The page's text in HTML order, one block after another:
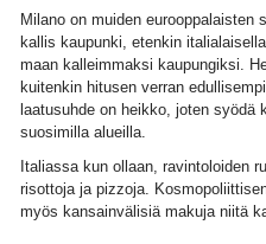
Milano on muiden eurooppalaisten
kallis kaupunki, etenkin
maan kalleimmaksi kaupungiksi.
kuitenkin hitusen verran
laatusuhde on heikko, joten syödä
suosimilla alueilla.
Italiassa kun ollaan, ravintoloiden
risottoja ja pizzoja.
myös kansainvälisiä makuja niitä